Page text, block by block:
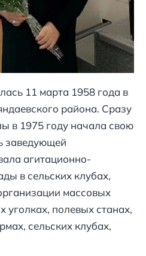
11 марта 1958 года в
района. Сразу
в 1975 году начала свою
заведующей
агитационно-
в сельских клубах,
массовых
уголках, полевых станах,
сельских клубах,